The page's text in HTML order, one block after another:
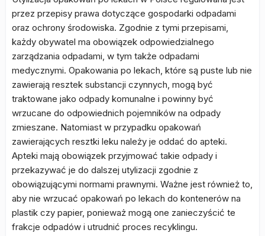
przez przepisy prawa dotyczące gospodarki odpadami
oraz ochrony środowiska. Zgodnie z tymi przepisami,
każdy obywatel ma obowiązek odpowiedzialnego
zarządzania odpadami, w tym także odpadami
medycznymi. Opakowania po lekach, które są puste lub nie
zawierają resztek substancji czynnych, mogą być
traktowane jako odpady komunalne i powinny być
wrzucane do odpowiednich pojemników na odpady
zmieszane. Natomiast w przypadku opakowań
zawierających resztki leku należy je oddać do apteki.
Apteki mają obowiązek przyjmować takie odpady i
przekazywać je do dalszej utylizacji zgodnie z
obowiązującymi normami prawnymi. Ważne jest również to,
aby nie wrzucać opakowań po lekach do kontenerów na
plastik czy papier, ponieważ mogą one zanieczyścić te
frakcje odpadów i utrudnić proces recyklingu.